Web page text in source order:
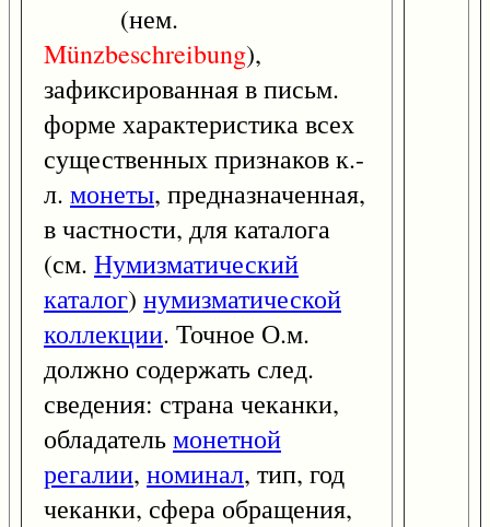
(нем.
Münzbeschreibung),
зафиксированная в письм.
форме характеристика всех
существенных признаков к.-
л. монеты, предназначенная,
в частности, для каталога
(см. Нумизматический
каталог) нумизматической
коллекции. Точное О.м.
должно содержать след.
сведения: страна чеканки,
обладательмонетной
регалии, номинал, тип, год
чеканки, сфера обращения,